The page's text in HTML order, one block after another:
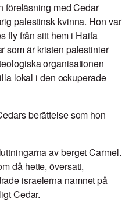
föreläsning med Cedar
palestinsk kvinna. Hon var
fly från sitt hem i Haifa
som är kristen palestinier
organisationen
lokal i den ockuperade
berättelse som hon
av berget Carmel.
då hette, översatt,
israelerna namnet på
Cedar.